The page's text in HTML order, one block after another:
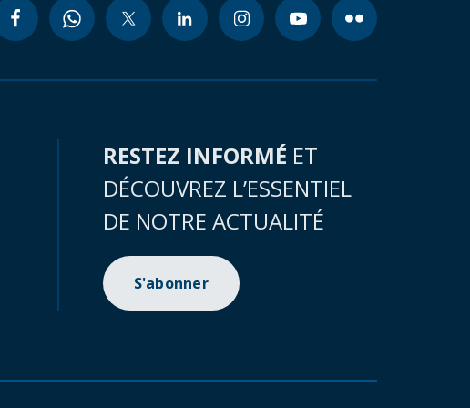
RESTEZ INFORMÉ ET
DÉCOUVREZ L’ESSENTIEL
DE NOTRE ACTUALITÉ
S'abonner